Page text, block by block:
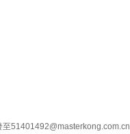
51401492@masterkong.com.cn